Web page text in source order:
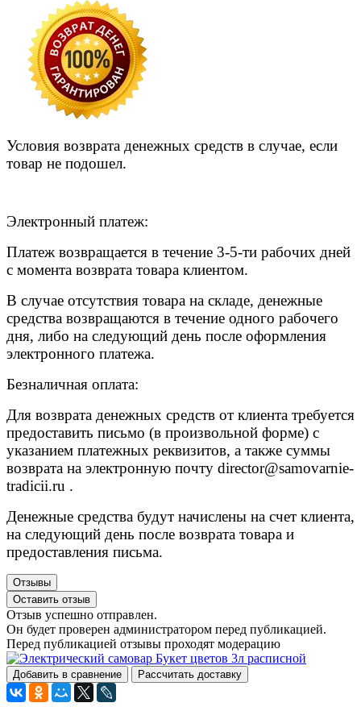
Условия возврата денежных средств в случае, если
товар не подошел.
Электронный платеж:
Платеж возвращается в течение 3-5-ти рабочих дней
с момента возврата товара клиентом.
В случае отсутствия товара на складе, денежные
средства возвращаются в течение одного рабочего
дня, либо на следующий день после оформления
электронного платежа.
Безналичная оплата:
Для возврата денежных средств от клиента требуется
предоставить письмо (в произвольной форме) с
указанием платежных реквизитов, а также суммы
возврата на электронную почту director@samovarnie-
tradicii.ru .
Денежные средства будут начислены на счет клиента,
на следующий день после возврата товара и
предоставления письма.
Отзывы
Оставить отзыв
Отзыв успешно отправлен.
Он будет проверен администратором перед публикацией.
Перед публикацией отзывы проходят модерацию
Добавить в сравнение Рассчитать доставку